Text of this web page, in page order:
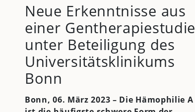
Neue Erkenntnisse aus
einer Gentherapiestudie
unter Beteiligung des
Universitätsklinikums
Bonn
Bonn, 06. März 2023 – Die Hämophilie A